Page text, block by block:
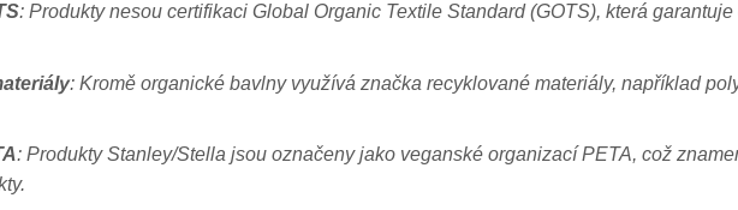
: Produkty nesou certifikaci Global Organic Textile Standard (GOTS), která
: Kromě organické bavlny využívá značka recyklované materiály, například
: Produkty Stanley/Stella jsou označeny jako veganské organizací PETA, což